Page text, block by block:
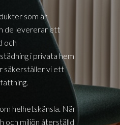
som är
de levererar ett
och
i privata hem
säkerställer vi ett
helhetskänsla. När
och miljön återställd